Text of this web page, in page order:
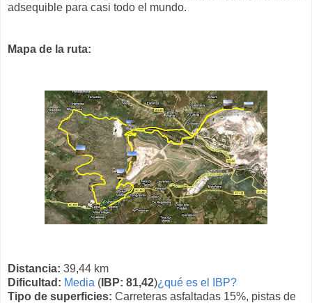
adsequible para casi todo el mundo.
Mapa de la ruta:
Distancia: 39,44 km
Dificultad: Media ( IBP: 81,42)¿qué es el IBP?
Tipo de superficies: Carreteras asfaltadas 15%, pistas de